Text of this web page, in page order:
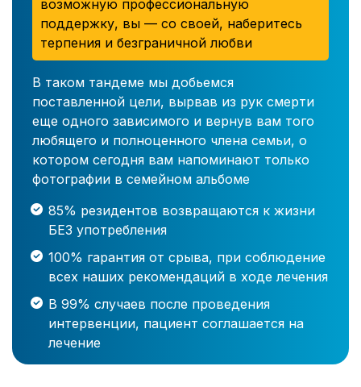
возможную профессиональную
поддержку, вы — со своей, наберитесь
терпения и безграничной любви
В таком тандеме мы добьемся
поставленной цели, вырвав из рук смерти
еще одного зависимого и вернув вам того
любящего и полноценного члена семьи, о
котором сегодня вам напоминают только
фотографии в семейном альбоме
85% резидентов возвращаются к жизни
БЕЗ употребления
100% гарантия от срыва, при соблюдение
всех наших рекомендаций в ходе лечения
В 99% случаев после проведения
интервенции, пациент соглашается на
лечение